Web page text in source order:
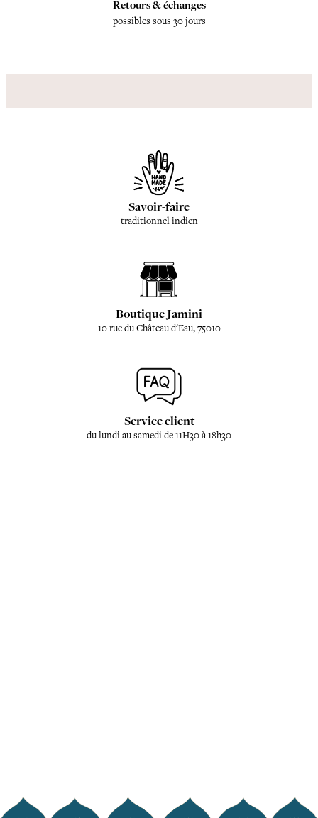
Retours & échanges
possibles sous 30 jours
Savoir-faire
traditionnel indien
Boutique Jamini
10 rue du Château d'Eau, 75010
Service client
du lundi au samedi de 11H30 à 18h30